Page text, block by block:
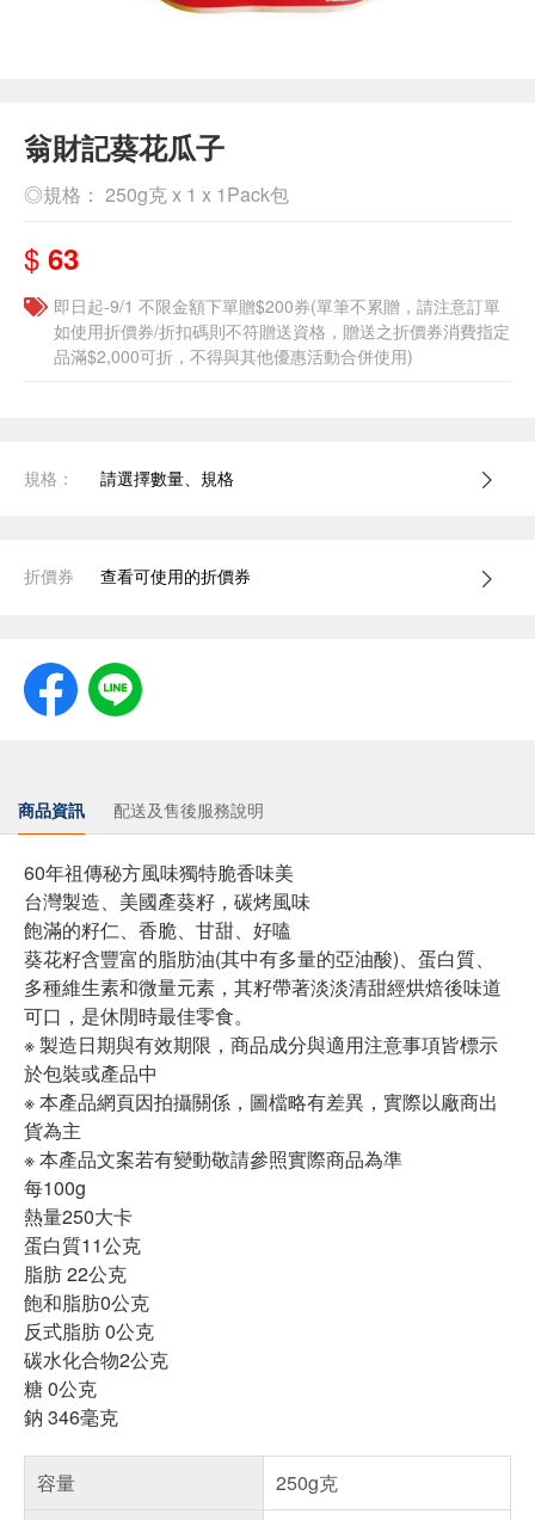
翁財記葵花瓜子
◎規格： 250g克 x 1 x 1Pack包
$ 63
即日起-9/1 不限金額下單贈$200券(單筆不累贈，請注意訂單
如使用折價券/折扣碼則不符贈送資格，贈送之折價券消費指定
品滿$2,000可折，不得與其他優惠活動合併使用)
規格： 請選擇數量、規格
折價券 查看可使用的折價券
商品資訊 配送及售後服務說明
60年祖傳秘方風味獨特脆香味美
台灣製造、美國產葵籽，碳烤風味
飽滿的籽仁、香脆、甘甜、好嗑
葵花籽含豐富的脂肪油(其中有多量的亞油酸)、蛋白質、
多種維生素和微量元素，其籽帶著淡淡清甜經烘焙後味道
可口，是休閒時最佳零食。
※ 製造日期與有效期限，商品成分與適用注意事項皆標示
於包裝或產品中
※ 本產品網頁因拍攝關係，圖檔略有差異，實際以廠商出
貨為主
※ 本產品文案若有變動敬請參照實際商品為準
每100g
熱量250大卡
蛋白質11公克
脂肪 22公克
飽和脂肪0公克
反式脂肪 0公克
碳水化合物2公克
糖 0公克
鈉 346毫克
容量
250g克